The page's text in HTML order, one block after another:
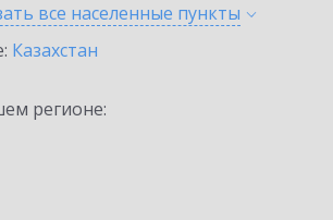
все населенные пункты
Казахстан
регионе: